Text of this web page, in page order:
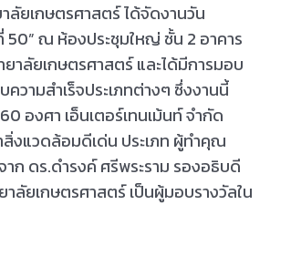
ยเกษตรศาสตร์ ได้จัดงานวัน
ณ ห้องประชุมใหญ่ ชั้น 2 อาคาร
าลัยเกษตรศาสตร์ และได้มีการมอบ
วามสำเร็จประเภทต่างๆ ซึ่งงานนี้
งศา เอ็นเตอร์เทนเม้นท์ จำกัด
งแวดล้อมดีเด่น ประเภท ผู้ทำคุณ
ก ดร.ดำรงค์ ศรีพระราม รองอธิบดี
ลัยเกษตรศาสตร์ เป็นผู้มอบรางวัลใน